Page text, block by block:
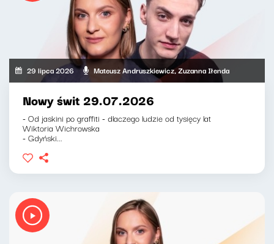
29 lipca 2026 Mateusz Andruszkiewicz, Zuzanna Iłenda
Nowy świt 29.07.2026
- Od jaskini po graffiti - dlaczego ludzie od tysięcy lat
Wiktoria Wichrowska
- Gdyński...